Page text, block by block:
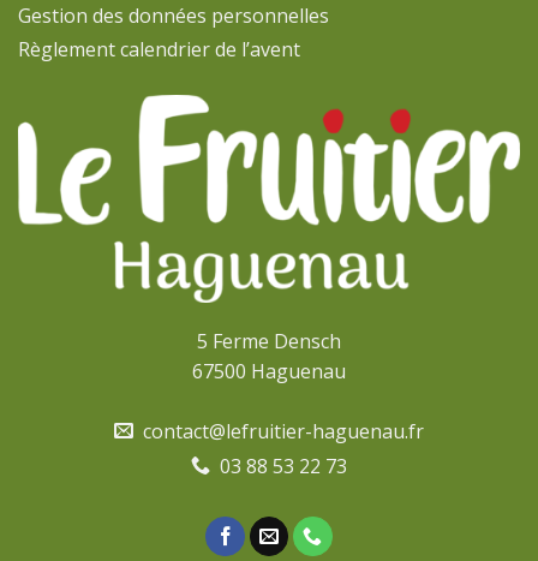
Gestion des données personnelles
Règlement calendrier de l’avent
5 Ferme Densch
67500 Haguenau
contact@lefruitier-haguenau.fr
03 88 53 22 73